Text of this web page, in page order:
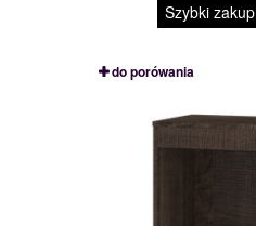
Szybki zakup
do porówania
117776